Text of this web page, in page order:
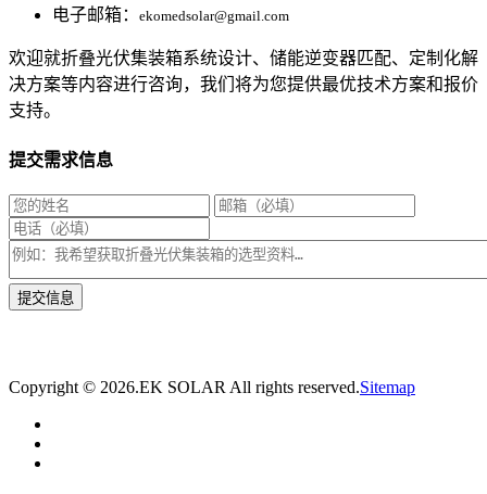
电子邮箱： ekomedsolar@gmail.com
欢迎就折叠光伏集装箱系统设计、储能逆变器匹配、定制化解
决方案等内容进行咨询，我们将为您提供最优技术方案和报价
支持。
提交需求信息
Copyright © 2026.EK SOLAR All rights reserved.Sitemap